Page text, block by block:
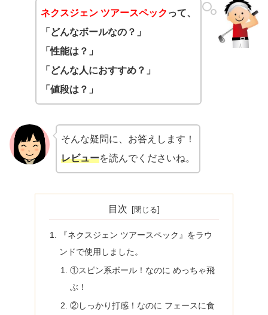
ネクスジェン ツアースペック って、
「どんなボールなの？」
「性能は？」
「どんな人におすすめ？」
「値段は？」
そんな疑問に、お答えします！
レビューを読んでくださいね。
目次
『ネクスジェン ツアースペック』をラウ
ンドで使用しました。
①スピン系ボール！なのに めっちゃ飛
ぶ！
②しっかり打感！なのに フェースに食